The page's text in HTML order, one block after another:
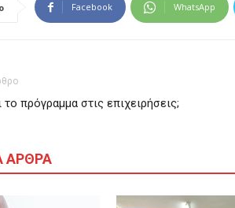
Facebook WhatsApp
πρόγραμμα στις επιχειρήσεις;
ΑΡΘΡΑ